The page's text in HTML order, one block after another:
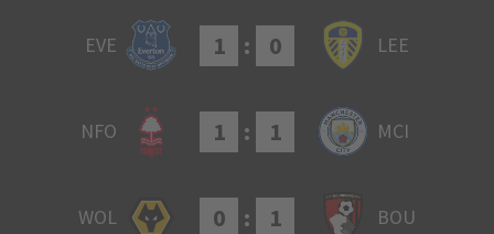
EVE 1 : 0 LEE
NFO 1 : 1 MCI
WOL 0 : 1 BOU